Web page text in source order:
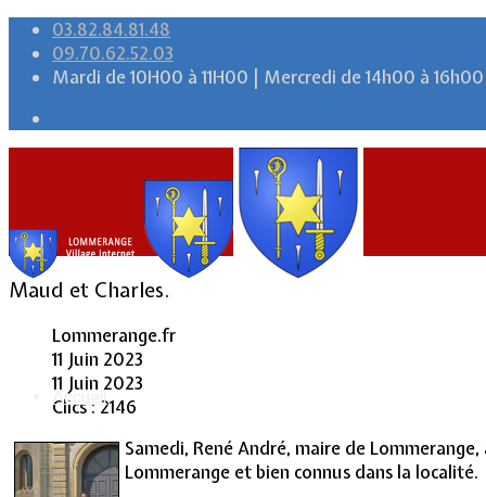
03.82.84.81.48
09.70.62.52.03
Mardi de 10H00 à 11H00 | Mercredi de 14h00 à
Accueil
Maud et Charles.
Lommerange.fr
11 Juin 2023
11 Juin 2023
Clics : 2146
Samedi, René André, maire de
Lommerange et bien connus dans la localité.